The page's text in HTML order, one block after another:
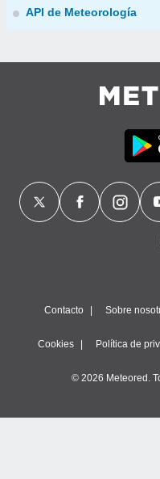
API de Meteorología
Contacto Sobre
Cookies Política de
© 2026 Meteored.